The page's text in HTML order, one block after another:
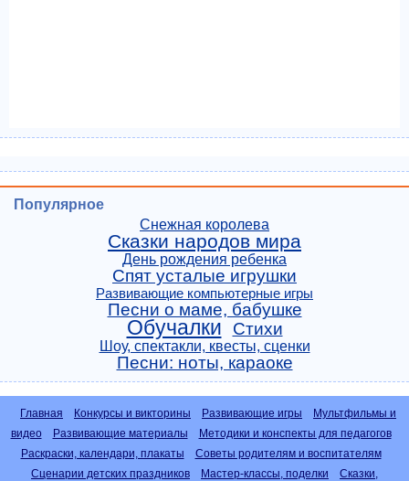
Популярное
Снежная королева
Сказки народов мира
День рождения ребенка
Спят усталые игрушки
Развивающие компьютерные игры
Песни о маме, бабушке
Обучалки Стихи
Шоу, спектакли, квесты, сценки
Песни: ноты, караоке
Главная Конкурсы и викторины Развивающие игры
Мультфильмы и
видео
Развивающие материалы
Методики и конспекты для педагогов
Раскраски, календари, плакаты
Советы родителям и воспитателям
Сценарии детских праздников
Мастер-классы, поделки
Сказки,